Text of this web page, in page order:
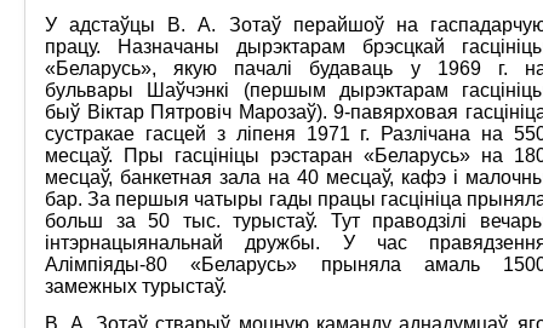
У адстаўцы В. А. Зотаў перайшоў на
працу. Назначаны дырэктарам брэсцкай
«Беларусь», якую пачалі будаваць у 1969 г.
бульвары Шаўчэнкі (першым дырэктарам
быў Віктар Пятровіч Марозаў). 9-павярховая
сустракае гасцей з ліпеня 1971 г. Разлічана на
месцаў. Пры гасцініцы рэстаран «Беларусь» на
месцаў, банкетная зала на 40 месцаў, кафэ і
бар. За першыя чатыры гады працы гасцініца
больш за 50 тыс. турыстаў. Тут праводзілі
інтэрнацыянальнай дружбы. У час
Алімпіяды-80 «Беларусь» прыняла амаль
замежных турыстаў.